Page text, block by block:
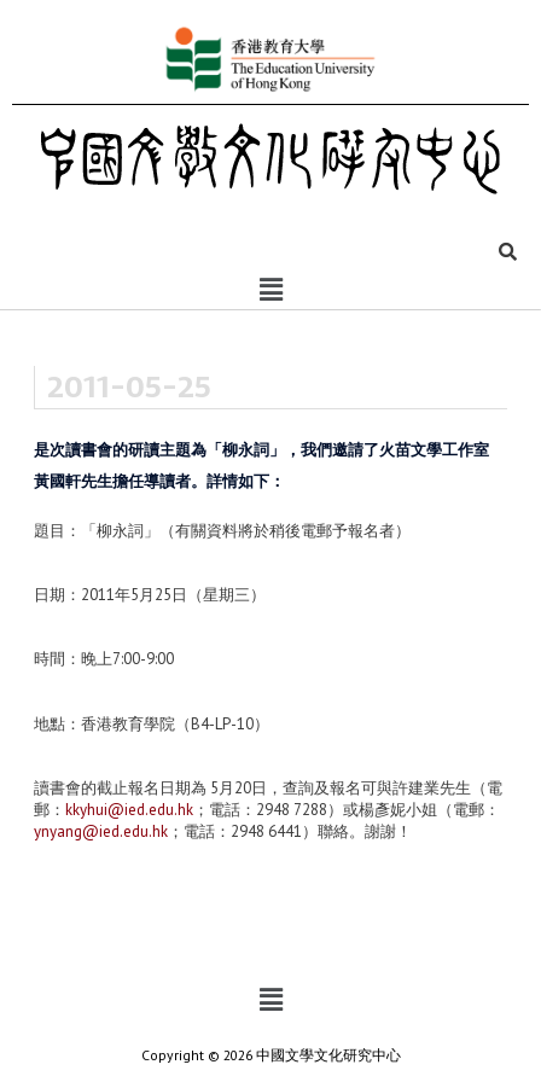
2011-05-25
是次讀書會的研讀主題為「柳永詞」，我們邀請了火苗文學工作室
黃國軒先生擔任導讀者。詳情如下：
題目：「柳永詞」（有關資料將於稍後電郵予報名者）
日期：2011年5月25日（星期三）
時間：晚上7:00-9:00
地點：香港教育學院（B4-LP-10）
讀書會的截止報名日期為 5月20日，查詢及報名可與許建業先生（電
郵：kkyhui@ied.edu.hk ；電話：2948 7288）或楊彥妮小姐（電郵：
ynyang@ied.edu.hk ；電話：2948 6441）聯絡。謝謝！
Copyright © 2026 中國文學文化研究中心